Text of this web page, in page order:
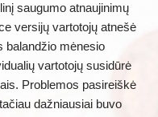
saugumo atnaujinimų
versijų vartotojų atnešė
balandžio mėnesio
vartotojų susidūrė
Problemos pasireiškė
dažniausiai buvo